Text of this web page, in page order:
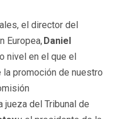
el director del
Europea,Daniel
nivel en el que el
promoción de nuestro
jueza del Tribunal de